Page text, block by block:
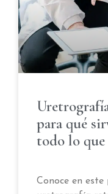
para qué
todo lo que
Conoce en